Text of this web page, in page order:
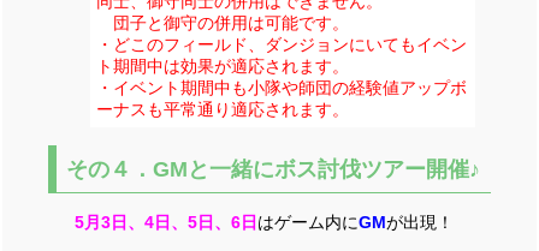
団子と御守の併用は可能です。
・どこのフィールド、ダンジョンにいてもイベン
ト期間中は効果が適応されます。
・イベント期間中も小隊や師団の経験値アップボ
ーナスも平常通り適応されます。
その４．GMと一緒にボス討伐ツアー開催♪
5月3日、4日、5日、6日 はゲーム内にGMが出現！